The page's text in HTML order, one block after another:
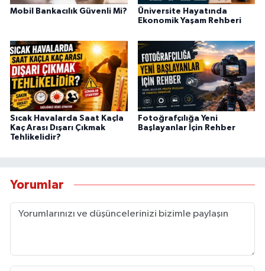
Mobil Bankacılık Güvenli Mi?
Üniversite Hayatında
Ekonomik Yaşam Rehberi
Sıcak Havalarda Saat Kaçla
Kaç Arası Dışarı Çıkmak
Tehlikelidir?
Fotoğrafçılığa Yeni
Başlayanlar İçin Rehber
Yorumlar